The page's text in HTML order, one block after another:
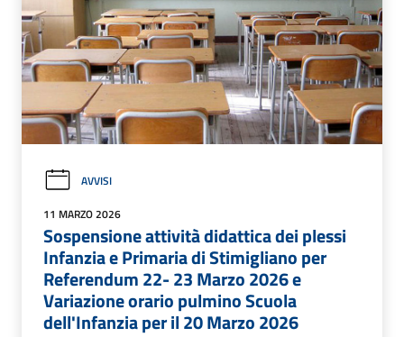
AVVISI
11 MARZO 2026
Sospensione attività didattica dei plessi
Infanzia e Primaria di Stimigliano per
Referendum 22- 23 Marzo 2026 e
Variazione orario pulmino Scuola
dell'Infanzia per il 20 Marzo 2026